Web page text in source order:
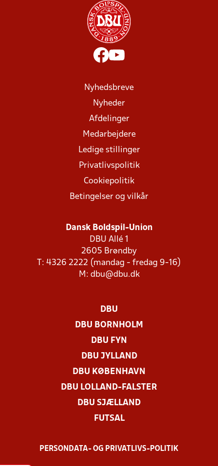
Nyhedsbreve
Nyheder
Afdelinger
Medarbejdere
Ledige stillinger
Privatlivspolitik
Cookiepolitik
Betingelser og vilkår
Dansk Boldspil-Union
DBU Allé 1
2605 Brøndby
T: 4326 2222 (mandag - fredag 9-16)
M: dbu@dbu.dk
DBU
DBU BORNHOLM
DBU FYN
DBU JYLLAND
DBU KØBENHAVN
DBU LOLLAND-FALSTER
DBU SJÆLLAND
FUTSAL
PERSONDATA- OG PRIVATLIVS-POLITIK